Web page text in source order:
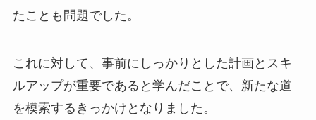
たことも問題でした。
これに対して、事前にしっかりとした計画とスキ
ルアップが重要であると学んだことで、新たな道
を模索するきっかけとなりました。